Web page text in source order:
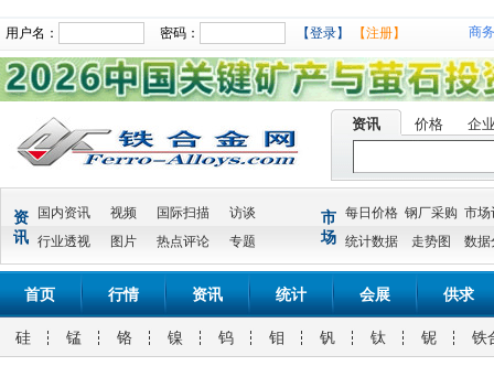
用户名： 密码： 【登录】 【注册】 商
资讯 价格 企
资
讯
国内资讯 视频 国际扫描
访谈
行业透视
图片 热点评论 专题
市
场
每日价格 钢厂采购 市场
统计数据
走势图 数据
首页 行情 资讯 统计 会展 供求
硅 锰 铬 镍 钨 钼 钒 钛 铌 铁